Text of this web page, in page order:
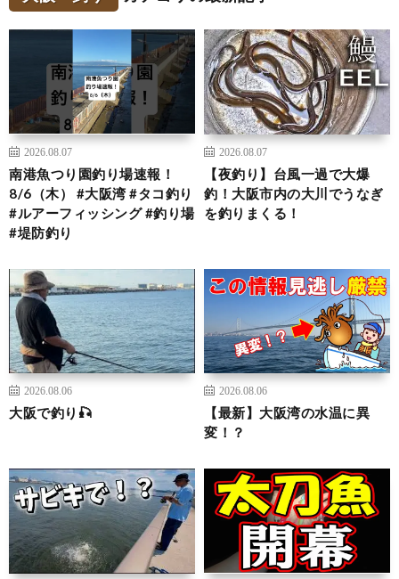
2026.08.07
南港魚つり園釣り場速報！
8/6（木） #大阪湾 #タコ釣り
#ルアーフィッシング #釣り場
#堤防釣り
2026.08.07
【夜釣り】台風一過で大爆
釣！大阪市内の大川でうなぎ
を釣りまくる！
2026.08.06
大阪で釣り🎣
2026.08.06
【最新】大阪湾の水温に異
変！？